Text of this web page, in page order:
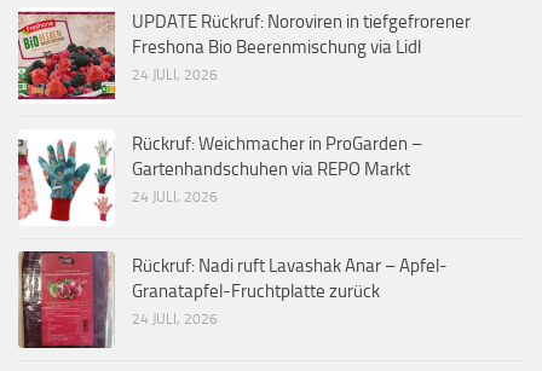
UPDATE Rückruf: Noroviren in tiefgefrorener
Freshona Bio Beerenmischung via Lidl
24 JULI, 2026
Rückruf: Weichmacher in ProGarden –
Gartenhandschuhen via REPO Markt
24 JULI, 2026
Rückruf: Nadi ruft Lavashak Anar – Apfel-
Granatapfel-Fruchtplatte zurück
24 JULI, 2026